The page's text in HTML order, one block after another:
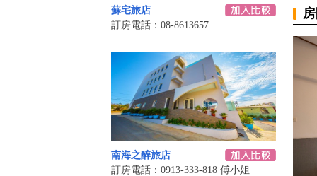
蘇宅旅店
訂房電話：08-8613657
南海之醉旅店
訂房電話：0913-333-818 傅小姐